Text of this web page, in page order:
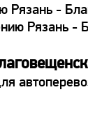
-
Рязань